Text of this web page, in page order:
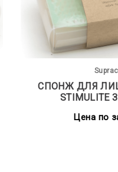
СПОНЖ ДЛЯ
STIMULITE
Цена по